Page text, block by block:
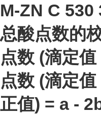
M-ZN C 530
总酸点数的
点数 (滴定
点数 (滴定
正值) = a -